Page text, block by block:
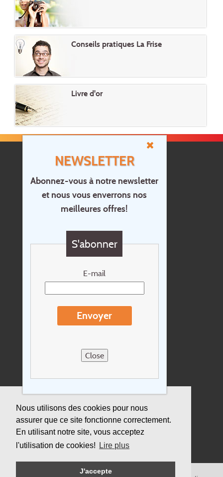
Nous utilisons des cookies pour nous
assurer que ce site fonctionne correctement.
En utilisant notre site, vous acceptez
l'utilisation de cookies!
Lire plus
J'accepte
NEWSLETTER
Abonnez-vous à notre newsletter
et nous vous enverrons nos
meilleures offres!
S'abonner
E-mail
Envoyer
Close
Conseils pratiques La Frise
Livre d'or
Accueil
Contact
Questions?
Newsletter
Conditions de voyage
Sitemap
Assurance